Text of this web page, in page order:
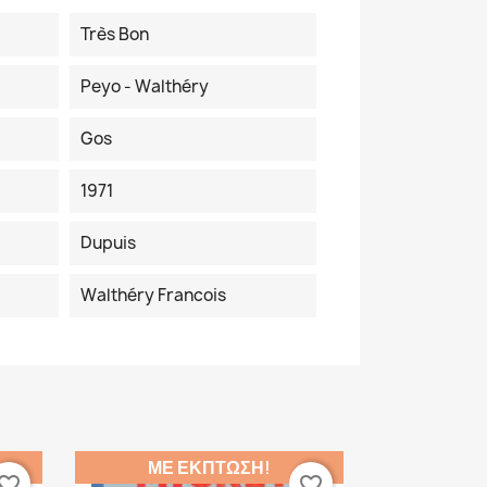
Très Bon
Peyo - Walthéry
Gos
1971
Dupuis
Walthéry Francois
ΜΕ ΈΚΠΤΩΣΗ!